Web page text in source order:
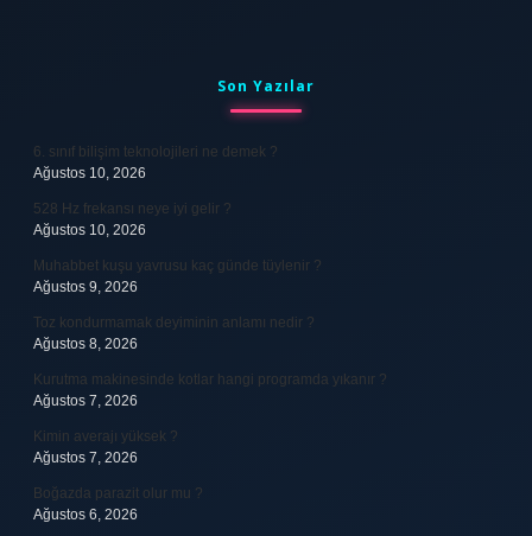
Son Yazılar
6. sınıf bilişim teknolojileri ne demek ?
Ağustos 10, 2026
528 Hz frekansı neye iyi gelir ?
Ağustos 10, 2026
Muhabbet kuşu yavrusu kaç günde tüylenir ?
Ağustos 9, 2026
Toz kondurmamak deyiminin anlamı nedir ?
Ağustos 8, 2026
Kurutma makinesinde kotlar hangi programda yıkanır ?
Ağustos 7, 2026
Kimin averajı yüksek ?
Ağustos 7, 2026
Boğazda parazit olur mu ?
Ağustos 6, 2026